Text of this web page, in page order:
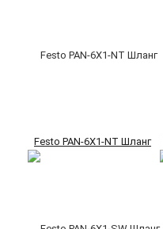
Festo PAN-6X1-NT Шланг